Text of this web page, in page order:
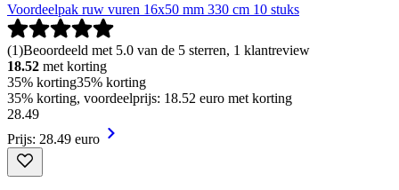
Voordeelpak ruw vuren 16x50 mm 330 cm 10 stuks
(1)Beoordeeld met 5.0 van de 5 sterren, 1 klantreview
18.52 met korting
35% korting35% korting
35% korting, voordeelprijs: 18.52 euro met korting
28.49
Prijs: 28.49 euro